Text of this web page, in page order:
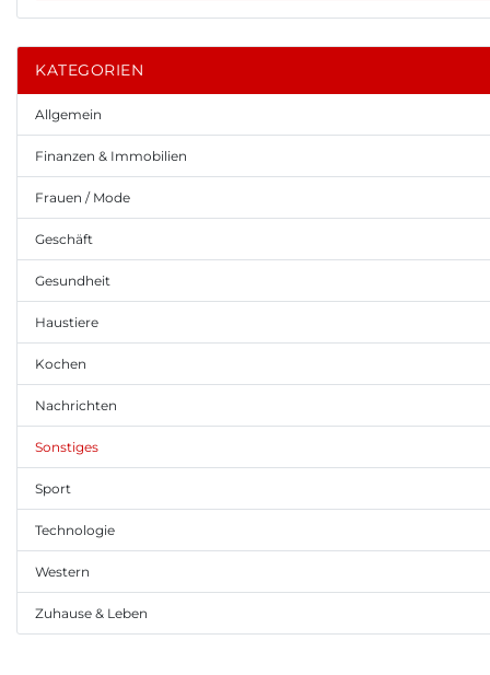
KATEGORIEN
Allgemein
Finanzen & Immobilien
Frauen / Mode
Geschäft
Gesundheit
Haustiere
Kochen
Nachrichten
Sonstiges
Sport
Technologie
Western
Zuhause & Leben